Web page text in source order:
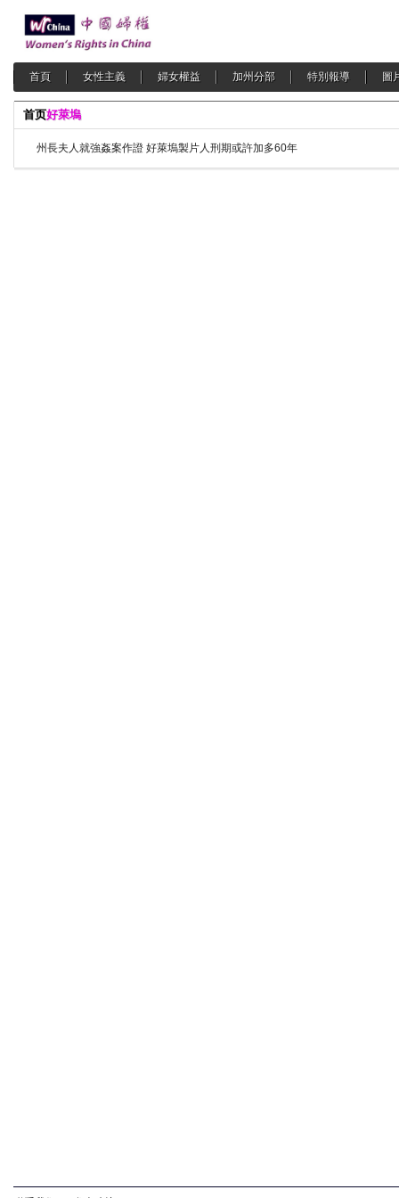
首頁 女性主義 婦女權益 加州分部 特別報導 圖
首页好萊塢
州長夫人就強姦案作證 好萊塢製片人刑期或許加多60年